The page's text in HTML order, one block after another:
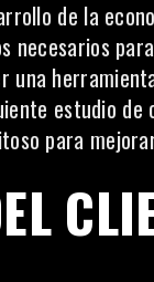
de la
necesarios
una
estudio
para